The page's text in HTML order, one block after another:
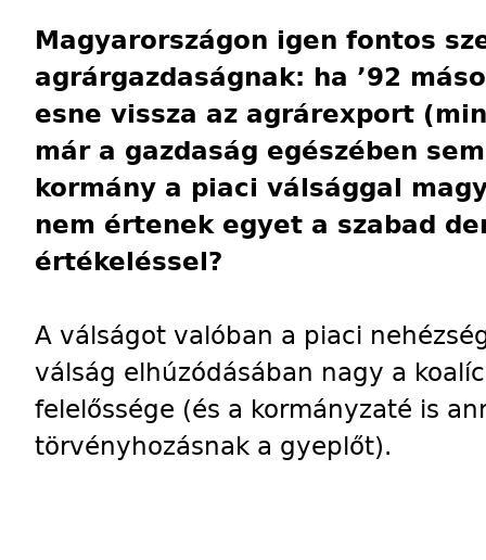
Magyarországon igen fontos
agrárgazdaságnak: ha ’92
esne vissza az agrárexport
már a gazdaság egészében
kormány a piaci válsággal
nem értenek egyet a szabad
értékeléssel?
A válságot valóban a piaci
válság elhúzódásában nagy a
felelőssége (és a kormányzaté is
törvényhozásnak a gyeplőt).